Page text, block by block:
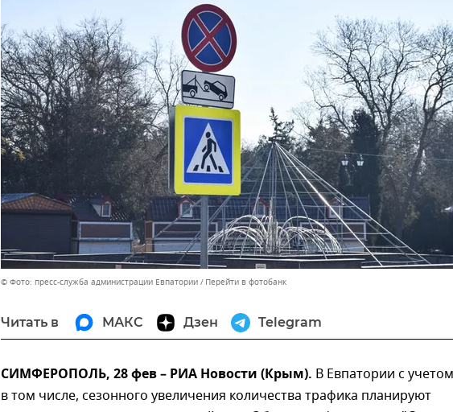
© Фото: пресс-служба администрации Евпатории Перейти в фотобанк
Читать в МАКС Дзен Telegram
СИМФЕРОПОЛЬ, 28 фев – РИА Новости (Крым). В Евпатории с
в том числе, сезонного увеличения количества трафика планируют